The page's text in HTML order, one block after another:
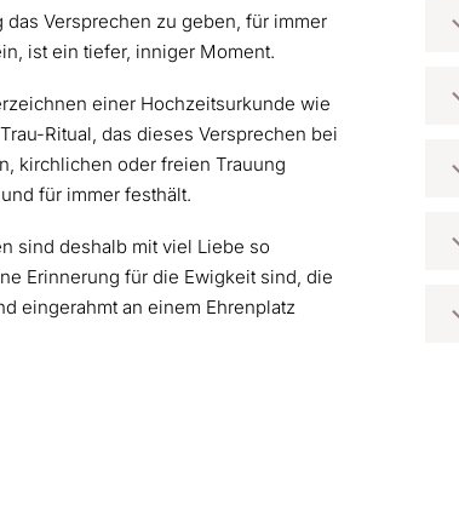
das Versprechen zu geben, für immer
ist ein tiefer, inniger Moment.
einer Hochzeitsurkunde wie
Ritual, das dieses Versprechen bei
kirchlichen oder freien Trauung
für immer festhält.
sind deshalb mit viel Liebe so
Erinnerung für die Ewigkeit sind, die
eingerahmt an einem Ehrenplatz